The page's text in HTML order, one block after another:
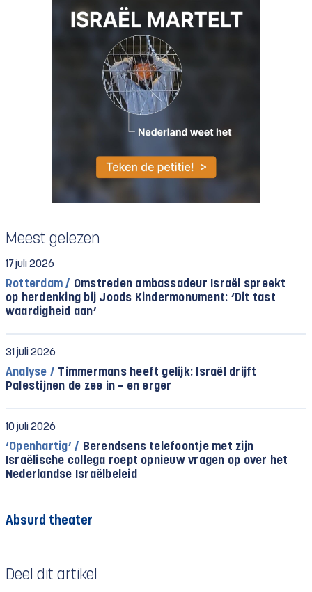
Meest gelezen
17 juli 2026
Rotterdam / Omstreden ambassadeur Israël spreekt
op herdenking bij Joods Kindermonument: ‘Dit tast
waardigheid aan’
31 juli 2026
Analyse / Timmermans heeft gelijk: Israël drijft
Palestijnen de zee in – en erger
10 juli 2026
‘Openhartig’ / Berendsens telefoontje met zijn
Israëlische collega roept opnieuw vragen op over het
Nederlandse Israëlbeleid
Absurd theater
Deel dit artikel